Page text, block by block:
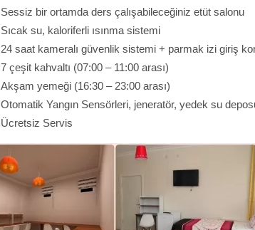
Sessiz bir ortamda ders çalışabileceğiniz etüt salonu
Sıcak su, kaloriferli ısınma sistemi
24 saat kameralı güvenlik sistemi + parmak izi giriş
7 çeşit kahvaltı (07:00 – 11:00 arası)
Akşam yemeği (16:30 – 23:00 arası)
Otomatik Yangın Sensörleri, jeneratör, yedek su
Ücretsiz Servis